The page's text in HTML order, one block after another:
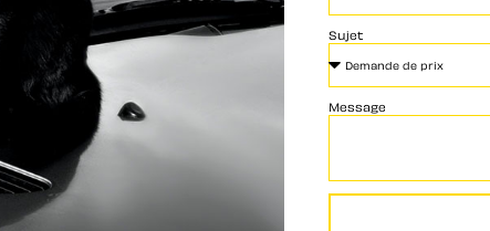
Sujet
Message